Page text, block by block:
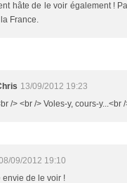
hâte de le voir également !
France.
13/09/2012 19:23
/> <br /> Voles-y, cours-y...<br
09/2012 19:10
envie de le voir !